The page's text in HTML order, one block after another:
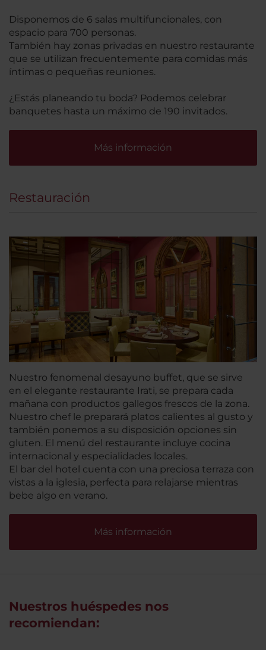
Disponemos de 6 salas multifuncionales, con
espacio para 700 personas.
También hay zonas privadas en nuestro restaurante
que se utilizan frecuentemente para comidas más
íntimas o pequeñas reuniones.
¿Estás planeando tu boda? Podemos celebrar
banquetes hasta un máximo de 190 invitados.
Más información
Restauración
Nuestro fenomenal desayuno buffet, que se sirve
en el elegante restaurante Irati, se prepara cada
mañana con productos gallegos frescos de la zona.
Nuestro chef le preparará platos calientes al gusto y
también ponemos a su disposición opciones sin
gluten. El menú del restaurante incluye cocina
internacional y especialidades locales.
El bar del hotel cuenta con una preciosa terraza con
vistas a la iglesia, perfecta para relajarse mientras
bebe algo en verano.
Más información
Nuestros huéspedes nos
recomiendan: